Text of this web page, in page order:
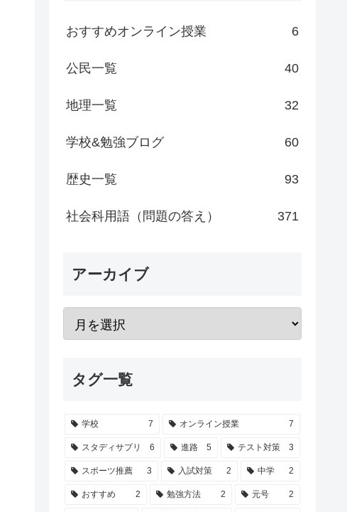
おすすめオンライン授業 6
公民一覧 40
地理一覧 32
学校&勉強ブログ 60
歴史一覧 93
社会科用語（問題の答え） 371
アーカイブ
タグ一覧
学校 7 オンライン授業 7
スタディサプリ 6 進路 5 テスト対策 3
スポーツ推薦 3 入試対策 2 中学 2
おすすめ 2 勉強方法 2 元号 2